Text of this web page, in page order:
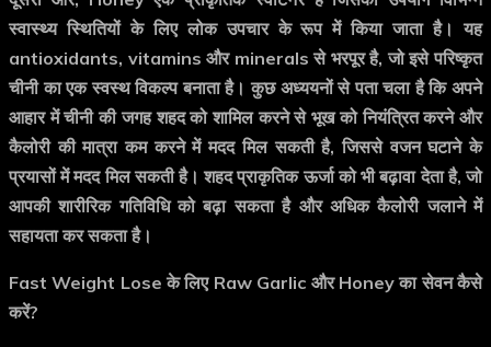
स्वास्थ्य स्थितियों के लिए लोक उपचार के रूप में किया जाता है। यह
antioxidants, vitamins और minerals से भरपूर है, जो इसे परिष्कृत
चीनी का एक स्वस्थ विकल्प बनाता है। कुछ अध्ययनों से पता चला है कि अपने
आहार में चीनी की जगह शहद को शामिल करने से भूख को नियंत्रित करने और
कैलोरी की मात्रा कम करने में मदद मिल सकती है, जिससे वजन घटाने के
प्रयासों में मदद मिल सकती है। शहद प्राकृतिक ऊर्जा को भी बढ़ावा देता है, जो
आपकी शारीरिक गतिविधि को बढ़ा सकता है और अधिक कैलोरी जलाने में
सहायता कर सकता है।
Fast Weight Lose के लिए Raw Garlic और Honey का सेवन कैसे
करें?